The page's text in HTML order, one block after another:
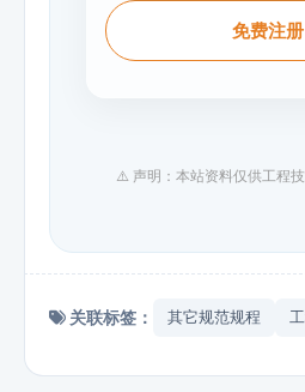
免费注册
⚠️ 声明：本站资料仅供工程
关联标签： 其它规范规程